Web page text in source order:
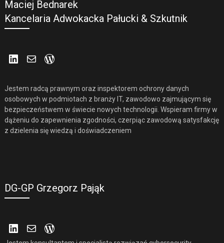
Maciej Bednarek
Kancelaria Adwokacka Pałucki & Szkutnik
LinkedIn
Mail
Jestem radcą prawnym oraz inspektorem ochrony danych
osobowych w podmiotach z branży IT, zawodowo zajmującym się
bezpieczeństwem w świecie nowych technologii. Wspieram firmy w
dążeniu do zapewnienia zgodności, czerpiąc zawodową satysfakcję
z dzielenia się wiedzą i doświadczeniem
DG-GP Grzegorz Pająk
LinkedIn
Mail